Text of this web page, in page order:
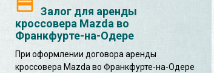
Залог для аренды
кроссовера Mazda во
Франкфурте-на-Одере
При оформлении договора аренды
кроссовера Mazda во Франкфурте-на-Одере